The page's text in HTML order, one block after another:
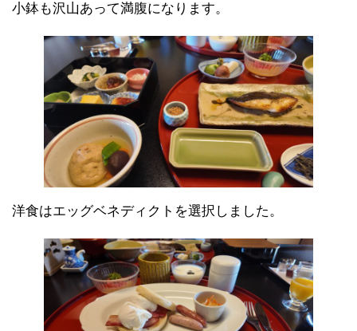
小鉢も沢山あって満腹になります。
洋食はエッグベネディクトを選択しました。